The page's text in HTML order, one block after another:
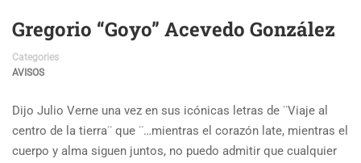
Gregorio “Goyo” Acevedo González
Categories
AVISOS
Dijo Julio Verne una vez en sus icónicas letras de ¨Viaje al
centro de la tierra¨ que ¨…mientras el corazón late, mientras el
cuerpo y alma siguen juntos, no puedo admitir que cualquier